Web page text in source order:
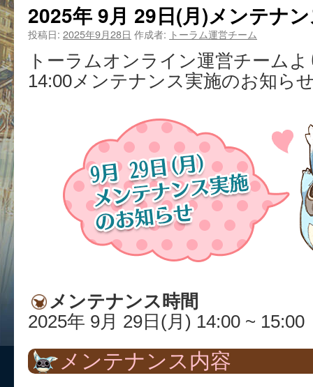
2025年 9月 29日(月)メンテナ
投稿日: 2025年9月28日 作成者: トーラム運営チーム
トーラムオンライン運営チーム
14:00メンテナンス実施のお知ら
メンテナンス時間
2025年 9月 29日(月) 14:00 ~ 15:00
メンテナンス内容